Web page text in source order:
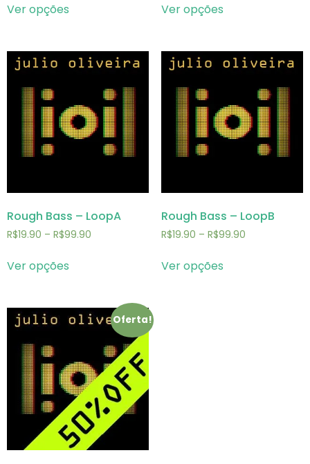
Ver opções Ver opções
Rough Bass – LoopA
R$19.90 – R$99.90
Ver opções
Rough Bass – LoopB
R$19.90 – R$99.90
Ver opções
Oferta!